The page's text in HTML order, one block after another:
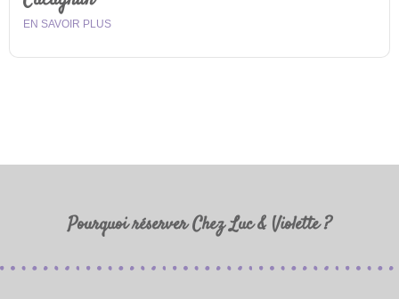
EN SAVOIR PLUS
Pourquoi réserver Chez Luc & Violette ?